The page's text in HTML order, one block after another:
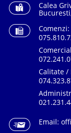
Calea
Comenzi:
Calitate /
Email: